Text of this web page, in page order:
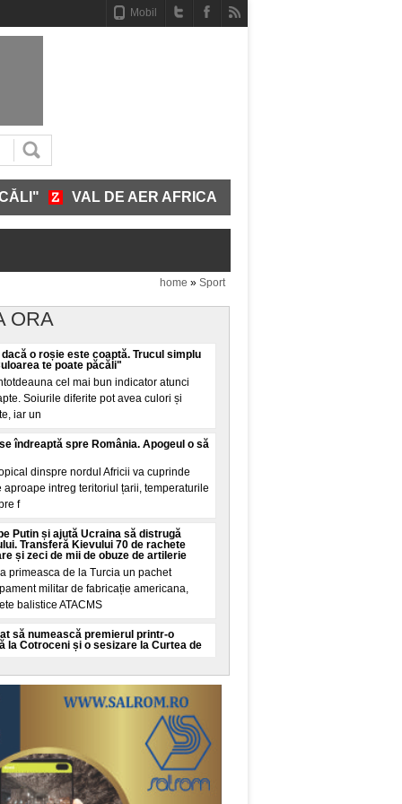
Mobil
VAL DE AER AFRICAN SE ÎNDREAPTĂ SPRE
home » Sport
ORA
o roșie este coaptă. Trucul simplu
te poate păcăli"
cel mai bun indicator atunci
Soiurile diferite pot avea culori și
iar un
îndreaptă spre România. Apogeul o să
dinspre nordul Africii va cuprinde
intreg teritoriul țarii, temperaturile
f
Putin și ajută Ucraina să distrugă
Transferă Kievului 70 de rachete
și zeci de mii de obuze de artilerie
primeasca de la Turcia un pachet
militar de fabricație americana,
balistice ATACMS
să numească premierul printr-o
la Cotroceni și o sesizare la Curtea de
a sesizat Curtea de Apel
președintelui Nicușor Dan de a
candidat de prim-minis
cu macete din Târgu Jiu. Două
sambata, printre mașinile de pe o
cu macete și spray lacrimogen. Scenele
pe st